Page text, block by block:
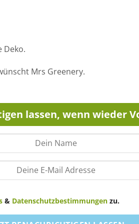
Deko.
Mrs Greenery.
lassen, wenn wieder
& Datenschutzbestimmungen zu.